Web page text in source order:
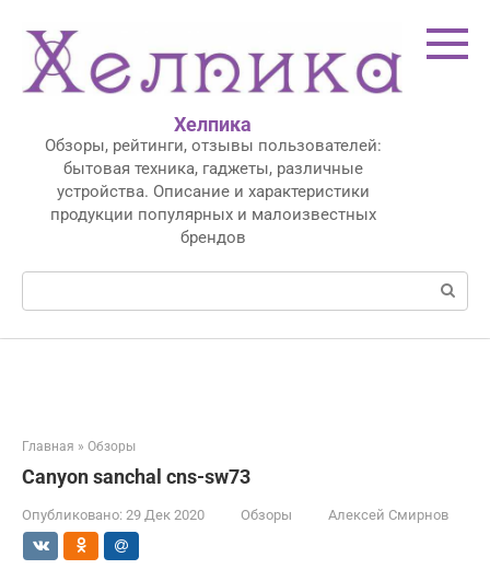
контенту
Хелпика
Обзоры, рейтинги, отзывы пользователей:
бытовая техника, гаджеты, различные
устройства. Описание и характеристики
продукции популярных и малоизвестных
брендов
Поиск:
Главная » Обзоры
Canyon sanchal cns-sw73
Опубликовано: 29 Дек 2020 Обзоры Алексей Смирнов